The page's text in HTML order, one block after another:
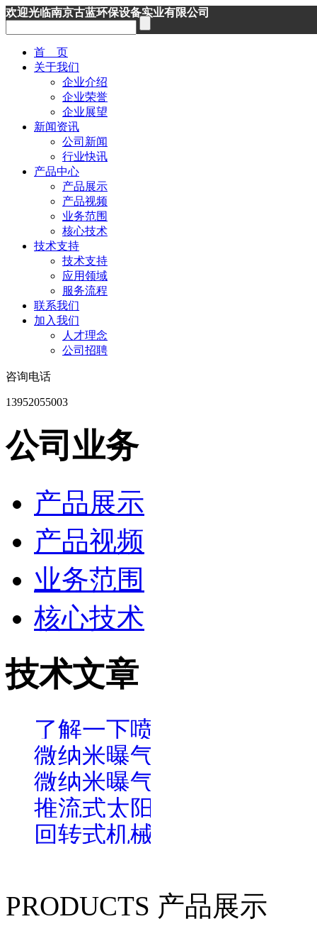
欢迎光临南京古蓝环保设备实业有限公司
首 页
关于我们
企业介绍
企业荣誉
企业展望
新闻资讯
公司新闻
行业快讯
产品中心
产品展示
产品视频
业务范围
核心技术
技术支持
技术支持
应用领域
服务流程
联系我们
加入我们
人才理念
公司招聘
咨询电话
13952055003
公司业务
产品展示
产品视频
业务范围
核心技术
技术文章
了解一下喷泉曝气机在水
微纳米曝气机能够对现实
微纳米曝气机也是可以为
推流式太阳能曝气机
回转式机械格栅振动是什
PRODUCTS 产品展示